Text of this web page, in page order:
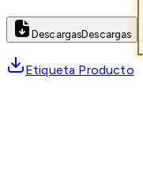
DescargasDescargas
Etiqueta Producto